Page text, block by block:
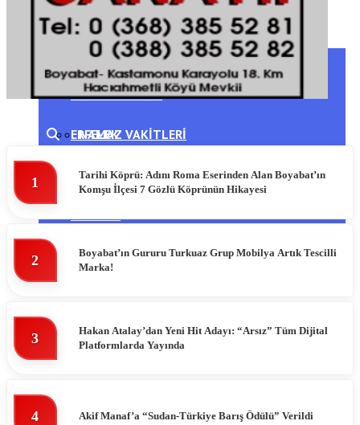
AYANCIK
SARAYDÜZÜ
DIKMEN
ERFELEK
GERZE
SPOR
SERVISLER
HAVA DURUMU
NAMAZ VAKITLERI
PUAN DURUMLARI
1
Tarihi Köprü: Adını Roma Eserinden Alan Boyabat’ın
Komşu İlçesi 7 Gözlü Köprünün Hikayesi
2
Boyabat’ın Gururu Turkuaz Grup Mobilya Artık Tescilli
Marka!
3
Hakan Atalay’dan Yeni Hit Adayı: “Arsız” Tüm Dijital
Platformlarda Yayında
4 Akif Manaf’a “Sudan-Türkiye Barış Ödülü” Verildi